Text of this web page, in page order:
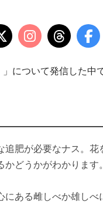
」について発信した中
追肥が必要なナス。花
かどうかがわかります。
にある雌しべか雄しべ